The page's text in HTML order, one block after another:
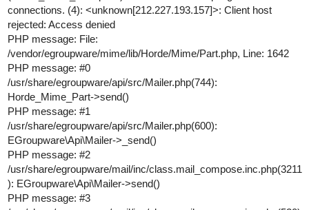
connections. (4): <unknown[212.227.193.157]>: Client host
rejected: Access denied
PHP message: File:
/vendor/egroupware/mime/lib/Horde/Mime/Part.php, Line: 1642
PHP message: #0
/usr/share/egroupware/api/src/Mailer.php(744):
Horde_Mime_Part->send()
PHP message: #1
/usr/share/egroupware/api/src/Mailer.php(600):
EGroupware\Api\Mailer->_send()
PHP message: #2
/usr/share/egroupware/mail/inc/class.mail_compose.inc.php(3211
): EGroupware\Api\Mailer->send()
PHP message: #3